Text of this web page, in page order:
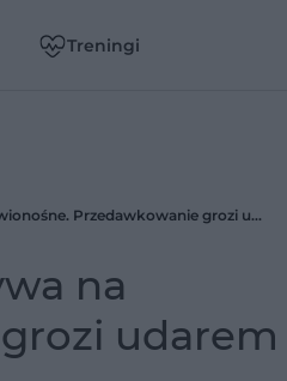
Treningi
„Witamina młodości” w nadmiarze wpływa na naczynia krwionośne. Przedawkowanie grozi udarem
na
udarem